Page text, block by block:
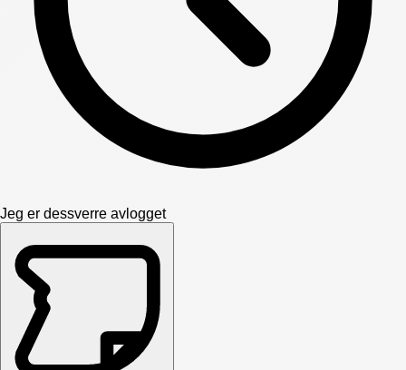
Jeg er dessverre avlogget